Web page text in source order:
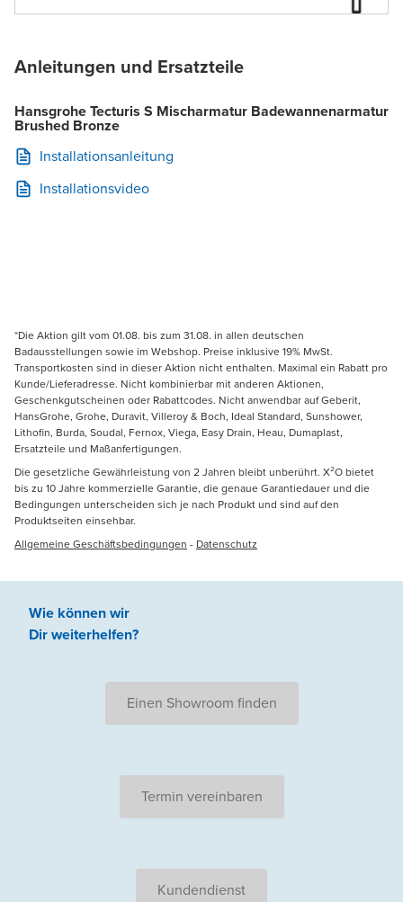
Anleitungen und Ersatzteile
Hansgrohe Tecturis S Mischarmatur Badewannenarmatur
Brushed Bronze
Installationsanleitung
Installationsvideo
*Die Aktion gilt vom 01.08. bis zum 31.08. in allen deutschen
Badausstellungen sowie im Webshop. Preise inklusive 19% MwSt.
Transportkosten sind in dieser Aktion nicht enthalten. Maximal ein Rabatt pro
Kunde/Lieferadresse. Nicht kombinierbar mit anderen Aktionen,
Geschenkgutscheinen oder Rabattcodes. Nicht anwendbar auf Geberit,
HansGrohe, Grohe, Duravit, Villeroy & Boch, Ideal Standard, Sunshower,
Lithofin, Burda, Soudal, Fernox, Viega, Easy Drain, Heau, Dumaplast,
Ersatzteile und Maßanfertigungen.
Die gesetzliche Gewährleistung von 2 Jahren bleibt unberührt. X²O bietet
bis zu 10 Jahre kommerzielle Garantie, die genaue Garantiedauer und die
Bedingungen unterscheiden sich je nach Produkt und sind auf den
Produktseiten einsehbar.
Allgemeine Geschäftsbedingungen - Datenschutz
Wie können wir
Dir weiterhelfen?
Einen Showroom finden
Termin vereinbaren
Kundendienst